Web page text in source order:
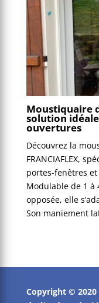
Moustiquaire
solution
ouvertures
Découvrez la
FRANCIAFLEX,
portes-fenêtres
Modulable de 1 à
opposée, elle
Son maniement
Copyright ©